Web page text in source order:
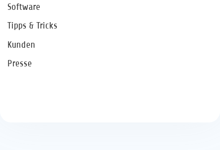
Software
Tipps & Tricks
Kunden
Presse